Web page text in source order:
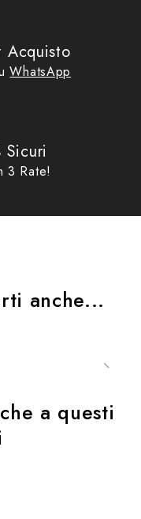
per migliorare
fondo gamba
Acquisto
WhatsApp
Sicuri
3 Rate!
anche...
a questi